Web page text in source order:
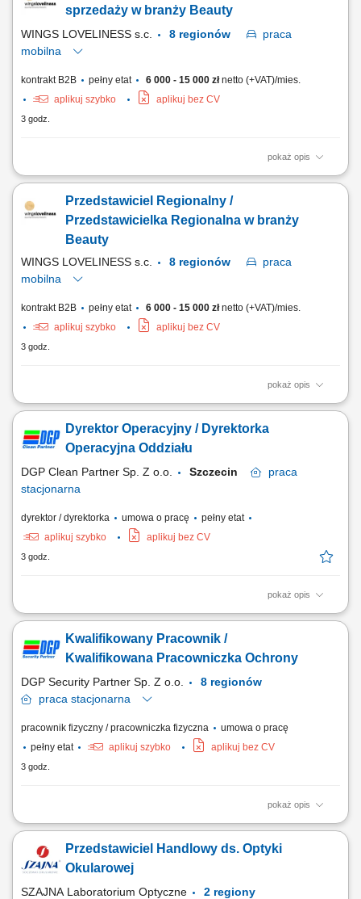
warsztatów praktycznych oraz prezentacji produktowych dla personelu
sprzedaży w branży Beauty
WINGS LOVELINESS s.c.
praca
mobilna
kontrakt B2B pełny etat 6 000 - 15 000 złnetto (+VAT)/mies.
aplikuj szybko
aplikuj bez CV
3 godz.
pokaż opis
Aktywna sprzedaż oraz promocja kosmeceutyków w wyznaczonym
Prowadzenie prezentacji oraz szkoleń produktowych dla partnerów
biznesowych; Aktywne pozyskiwanie nowych klientów (kliniki medycyny
estetycznej, gabinety...
Przedstawiciel Regionalny /
Przedstawicielka Regionalna w branży
Beauty
WINGS LOVELINESS s.c.
praca
mobilna
kontrakt B2B pełny etat 6 000 - 15 000 złnetto (+VAT)/mies.
aplikuj szybko
aplikuj bez CV
3 godz.
pokaż opis
aktywne rozwijanie sieci klientów na powierzonym obszarze, sprzedaż
organizowanie prezentacji oraz szkoleń produktowych, utrzymywanie
trwałych relacji z partnerami biznesowymi, realizowanie założonych
Dyrektor Operacyjny / Dyrektorka
Operacyjna Oddziału
DGP Clean Partner Sp. Z o.o. Szczecin
praca
stacjonarna
dyrektor / dyrektorka umowa o pracę
pełny etat
aplikuj szybko
aplikuj bez CV
3 godz.
pokaż opis
Biuro oddziału w Szczecinie Zakres obowiązków: Osoba zatrudniona na
działalnością oddziału świadczącego usługi porządkowe. Do głównych
zadań należeć będzie: planowanie, organizowanie i nadzorowanie
Kwalifikowany Pracownik /
Kwalifikowana Pracowniczka Ochrony
DGP Security Partner Sp. Z o.o.
praca stacjonarna
pracownik fizyczny / pracowniczka fizyczna
umowa o pracę
pełny etat
aplikuj szybko aplikuj bez CV
3 godz.
pokaż opis
Do Twoich zadań będzie należeć: patrolowanie i monitorowanie
zapewnienie bezpieczeństwa osób i mienia, reagowanie na sytuacje
wymagające interwencji zgodnie z obowiązującymi procedurami.
Przedstawiciel Handlowy ds. Optyki
Okularowej
SZAJNA Laboratorium Optyczne